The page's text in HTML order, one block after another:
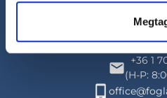
+36 1
(H-P: